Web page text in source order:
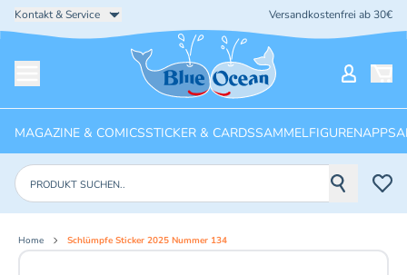
Kontakt & Service Versandkostenfrei ab 30€
Startseite
MAGAZINE & COMICSSTICKER & CARDSSAMMELFIGURENAPPS
Produkte suchen
Home Schlümpfe Sticker 2025 Nummer 134